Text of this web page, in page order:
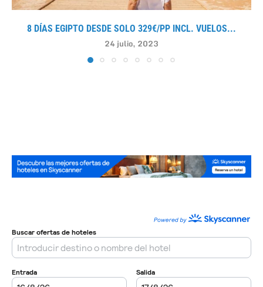
8 DÍAS EGIPTO DESDE SOLO 329€/PP INCL. VUELOS...
24 julio, 2023